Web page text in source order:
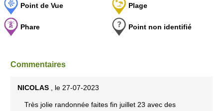
Point de Vue Plage
Phare Point non identifié
Commentaires
NICOLAS , le 27-07-2023
Très jolie randonnée faites fin juillet 23 avec des